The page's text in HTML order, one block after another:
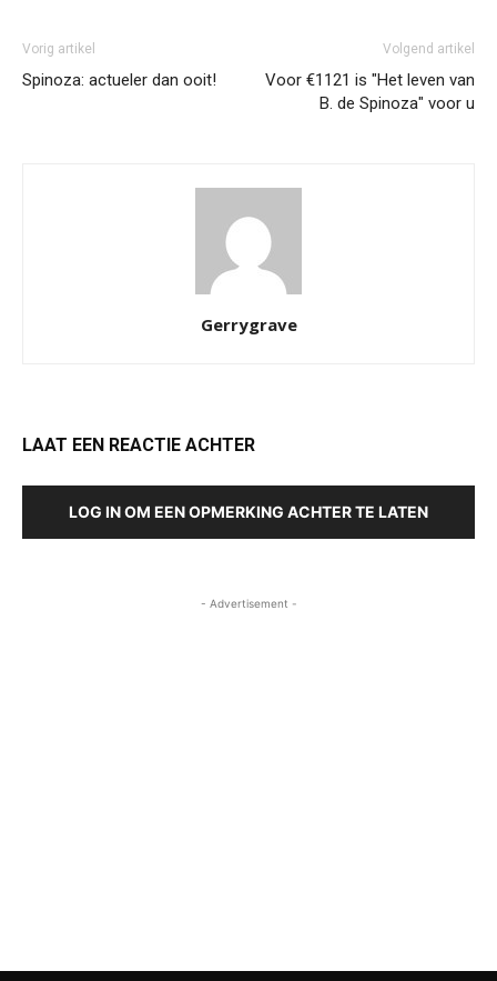
Vorig artikel
Spinoza: actueler dan ooit!
Volgend artikel
Voor €1121 is "Het leven van
B. de Spinoza" voor u
Gerrygrave
LAAT EEN REACTIE ACHTER
LOG IN OM EEN OPMERKING ACHTER TE LATEN
- Advertisement -